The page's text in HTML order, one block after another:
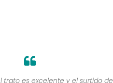
trato es excelente y el surtido de